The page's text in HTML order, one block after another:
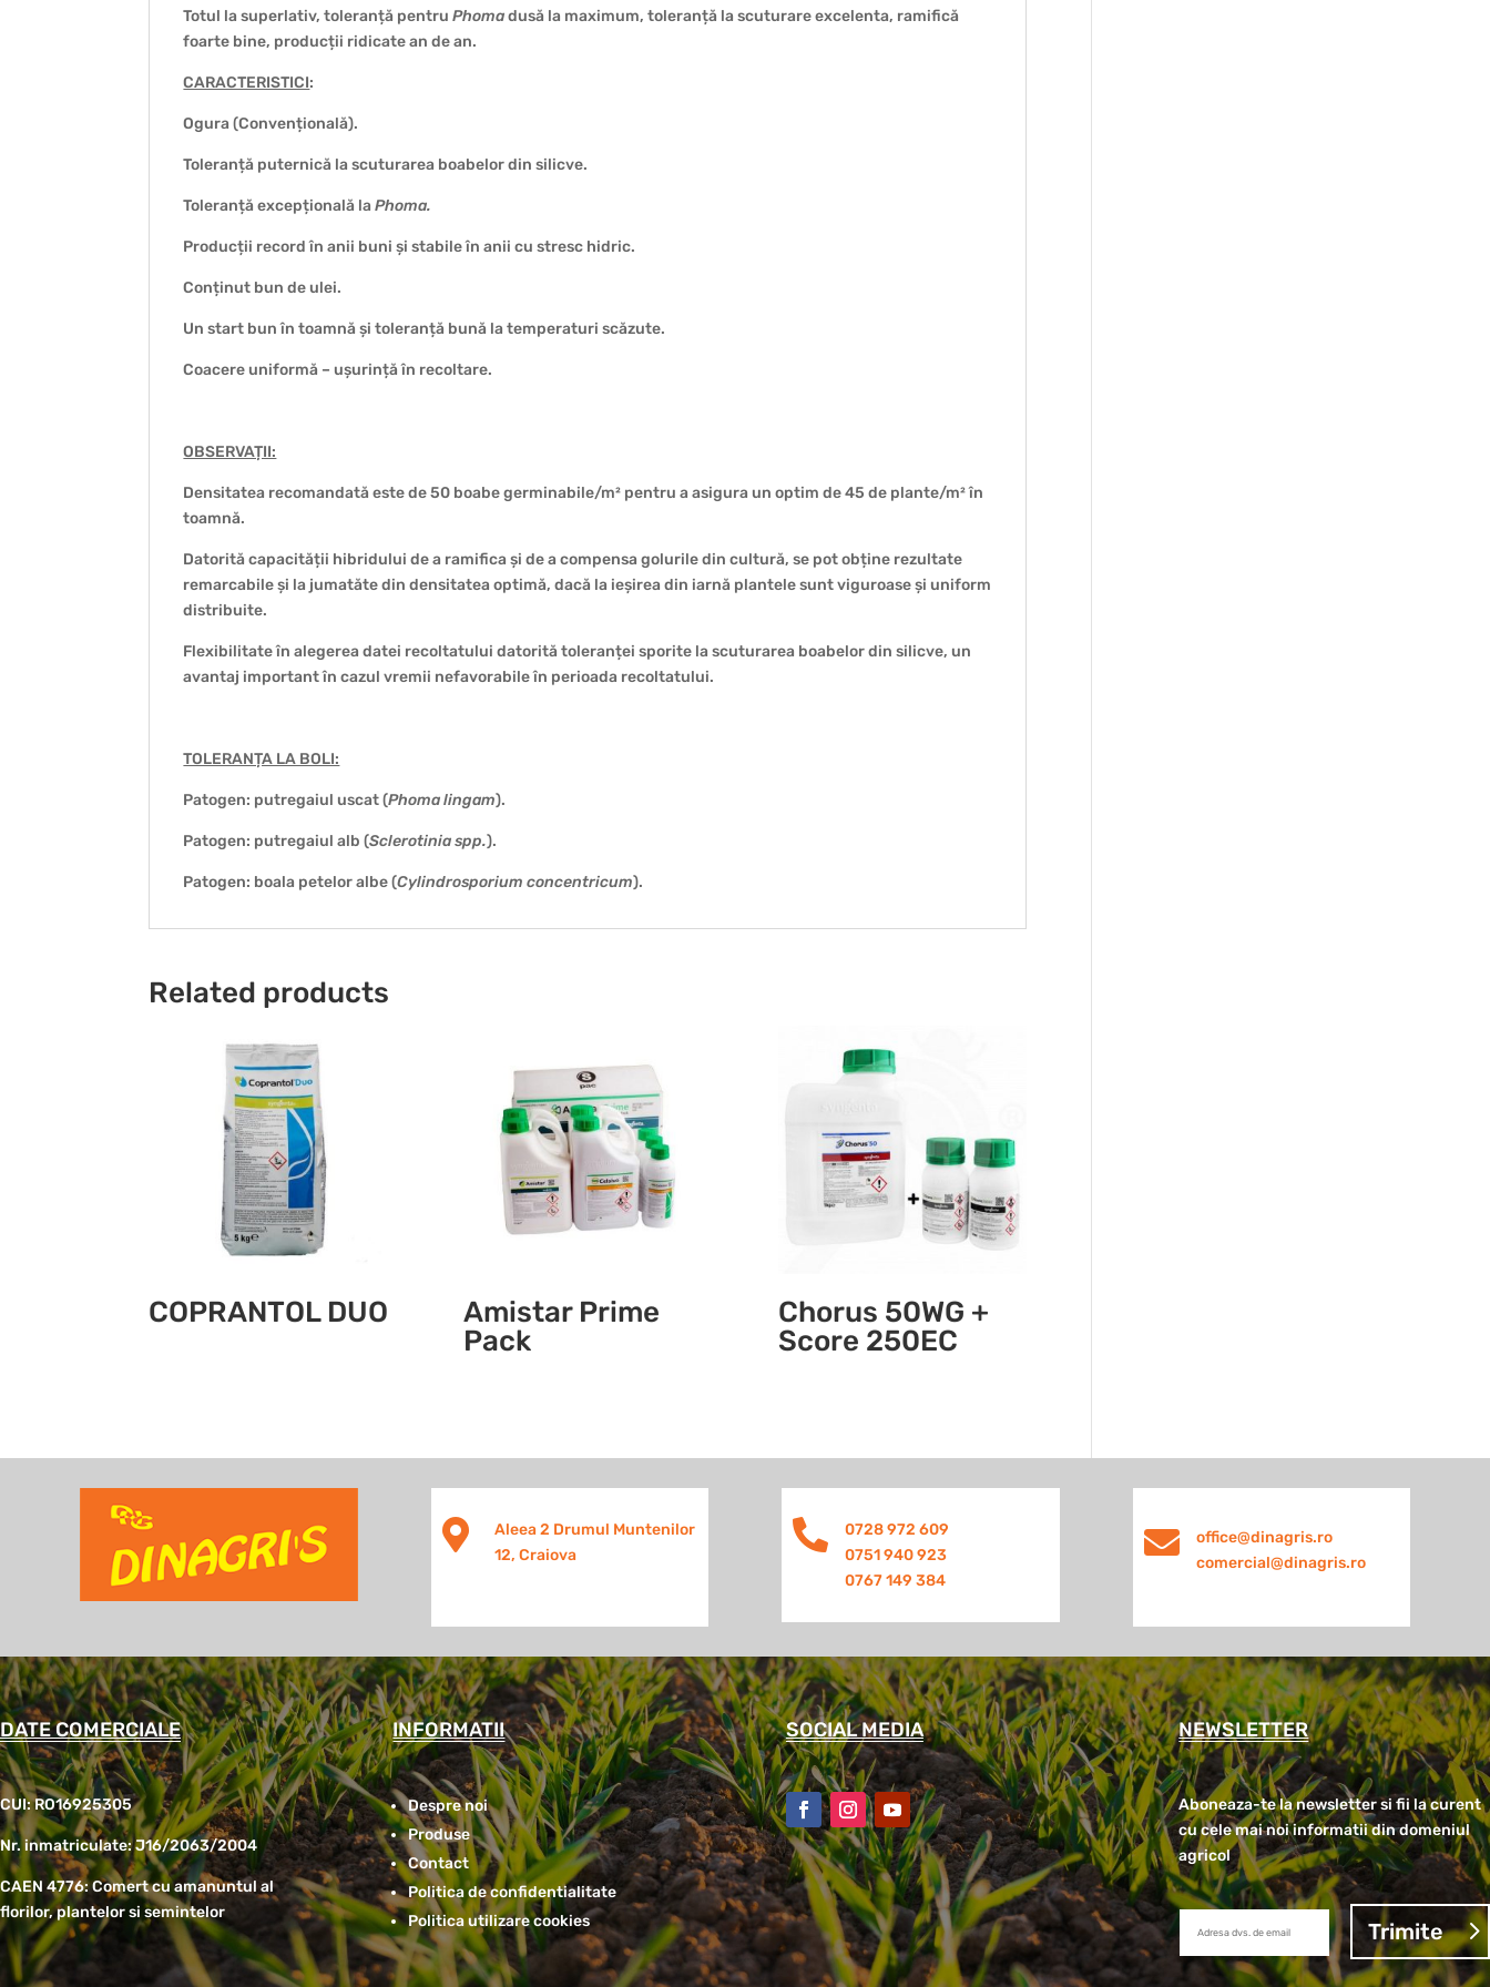
Totul la superlativ, toleranță pentruPhomadusă la maximum, toleranță la scuturare excelenta, ramifică
foarte bine, producții ridicate an de an.
CARACTERISTICI:
Ogura (Convențională).
Toleranță puternică la scuturarea boabelor din silicve.
Toleranță excepțională laPhoma.
Producții record în anii buni și stabile în anii cu stresc hidric.
Conținut bun de ulei.
Un start bun în toamnă și toleranță bună la temperaturi scăzute.
Coacere uniformă – ușurință în recoltare.
OBSERVAȚII:
Densitatea recomandată este de 50 boabe germinabile/m² pentru a asigura un optim de 45 de plante/m² în
toamnă.
Datorită capacității hibridului de a ramifica și de a compensa golurile din cultură, se pot obține rezultate
remarcabile și la jumatăte din densitatea optimă, dacă la ieșirea din iarnă plantele sunt viguroase și uniform
distribuite.
Flexibilitate în alegerea datei recoltatului datorită toleranței sporite la scuturarea boabelor din silicve, un
avantaj important în cazul vremii nefavorabile în perioada recoltatului.
TOLERANȚA LA BOLI:
Patogen: putregaiul uscat (Phoma lingam).
Patogen: putregaiul alb (Sclerotinia spp.).
Patogen: boala petelor albe (Cylindrosporium concentricum).
Related products
COPRANTOL DUO
Amistar Prime
Pack
Chorus 50WG +
Score 250EC

Aleea 2 Drumul Muntenilor
12, Craiova

0728 972 609
0751 940 923
0767 149 384

office@dinagris.ro
comercial@dinagris.ro
DATE COMERCIALE
CUI: RO16925305
Nr. inmatriculate: J16/2063/2004
CAEN 4776: Comert cu amanuntul al
florilor, plantelor si semintelor
INFORMATII
Despre noi
Produse
Contact
Politica de confidentialitate
Politica utilizare cookies
SOCIAL MEDIA NEWSLETTER
Aboneaza-te la newsletter si fii la curent
cu cele mai noi informatii din domeniul
agricol
Trimite